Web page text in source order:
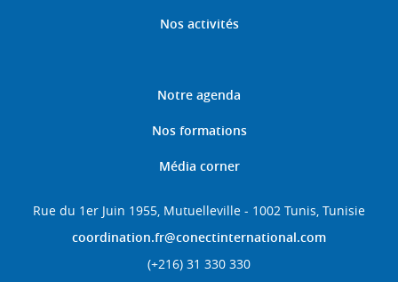
Nos activités
Notre agenda
Nos formations
Média corner
Rue du 1er Juin 1955, Mutuelleville - 1002 Tunis, Tunisie
coordination.fr@conectinternational.com
(+216) 31 330 330